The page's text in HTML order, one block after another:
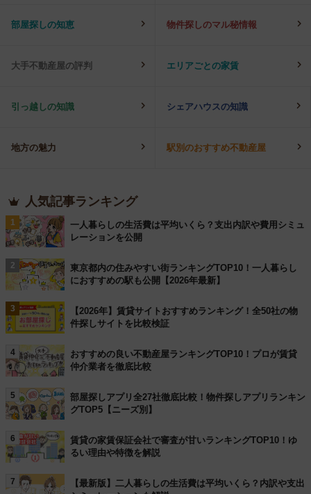
部屋探しの知恵 物件探しのマル秘情報
大手不動産屋の評判 エリアごとの家賃
引っ越しの知識 シェアハウスの知識
地方の魅力 駅別のおすすめ不動産屋
人気記事ランキング
1
一人暮らしの生活費は平均いくら？支出内訳や費用シミュ
レーションを公開
2
東京都内の住みやすい街ランキングTOP10！一人暮らし
におすすめの駅も公開【2026年最新】
3
【2026年】賃貸サイトおすすめランキング！全50社の物
件探しサイトを比較検証
4
おすすめの良い不動産屋ランキングTOP10！プロが賃貸
仲介業者を徹底比較
5
部屋探しアプリ全27社徹底比較！物件探しアプリランキン
グTOP5【ニーズ別】
6
賃貸の家賃保証会社で審査が甘いランキングTOP10！ゆ
るい理由や特徴を解説
7
【最新版】二人暮らしの生活費は平均いくら？内訳や支出